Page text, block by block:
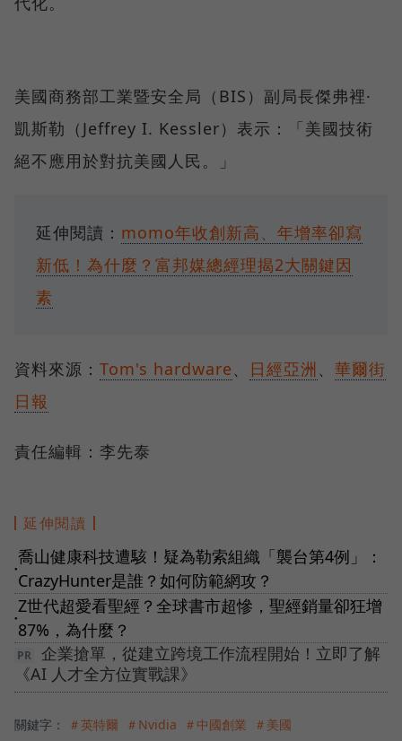
美國商務部工業暨安全局（BIS）副局長傑弗裡·
凱斯勒（Jeffrey I. Kessler）表示：「美國技術
絕不應用於對抗美國人民。」
延伸閱讀： momo年收創新高、年增率卻寫
新低！為什麼？富邦媒總經理揭2大關鍵因
素
資料來源： Tom's hardware、 日經亞洲、 華爾街
日報
責任編輯：李先泰
延伸閱讀
●
喬山健康科技遭駭！疑為勒索組織「襲台第4例」：
CrazyHunter是誰？如何防範網攻？
●
Z世代超愛看聖經？全球書市超慘，聖經銷量卻狂增
87%，為什麼？
企業搶單，從建立跨境工作流程開始！立即了解
《AI 人才全方位實戰課》
關鍵字： ＃英特爾 ＃Nvidia ＃中國創業 ＃美國